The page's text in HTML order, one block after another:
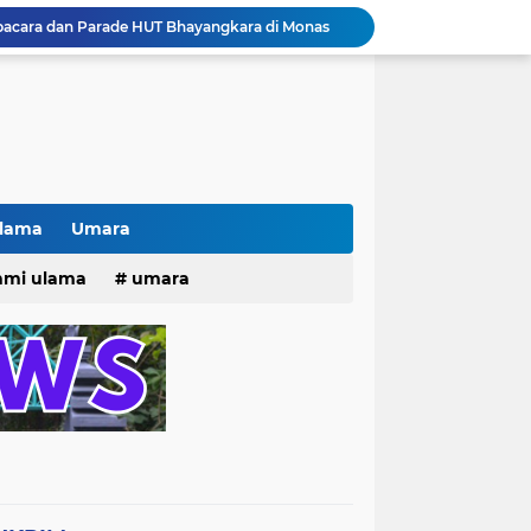
dan Parade HUT Bhayangkara di Monas
Jalin Silaturahmi dan Kekompakan, Laskar News Ngopi Bareng Di Warkop RRK Surabaya .
Beri Santunan Korban Gempa***
Kasatpol PP Surabaya Pecat Oknum Investasi dan Arisan Bodong Ratusan Juta
TERKINI)NEWS.YANG KE 1
Umara
dan Maknanya
ulama umara
2025